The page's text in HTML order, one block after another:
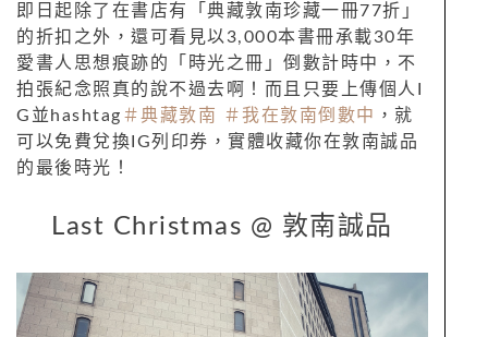
即日起除了在書店有「典藏敦南珍藏一冊77折」
的折扣之外，還可看見以3,000本書冊承載30年
愛書人思想痕跡的「時光之冊」倒數計時中，不
拍張紀念照真的說不過去啊！而且只要上傳個人
G 並 hashtag ＃典藏敦南 ＃我在敦南倒數中 ，就
可以免費兌換 IG列印券，實體收藏你在敦南誠品
的最後時光！
Last Christmas @ 敦南誠品